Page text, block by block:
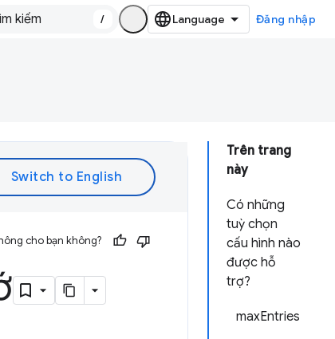
/ Đăng nhập
Trên trang
này
Có những
tuỳ chọn
cấu hình nào
được hỗ
trợ?
maxEntries
cho bạn không?